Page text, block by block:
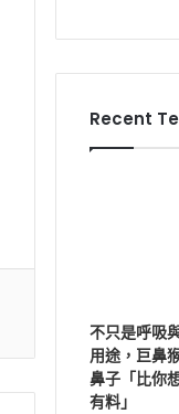
Recent
不只是呼吸
用途，巨鼻
鼻子「比你
有料」